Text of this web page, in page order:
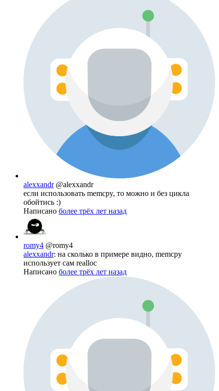
alexxandr @alexxandr
если использовать memcpy, то можно и без цикла
обойтись :)
Написано более трёх лет назад
romy4 @romy4
alexxandr: на сколько в примере видно, memcpy
использует сам realloc
Написано более трёх лет назад